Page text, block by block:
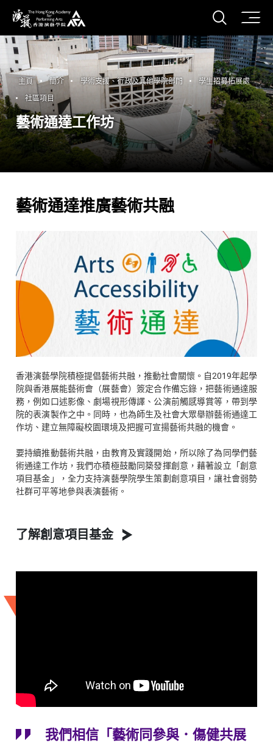
香港演藝學院
打開
主頁 簡介 學術支援、行政及其他學院部門
學生招募拓展處
社區項目
藝術通達工作坊
藝術通達推廣藝術共融
香港演藝學院積極提倡藝術共融，推動社會關懷。自2019年起學
院與香港展能藝術會（展藝會）簽定合作備忘錄，把藝術通達服
務，例如口述影像、劇場視形傳譯、公演前觸感導賞等，帶到學
院的表演製作之中。同時，也為師生及社會大眾舉辦藝術通達工
作坊、建立無障礙校園環境及把握可宣揚藝術共融的機會。
要持續推動藝術共融，由教育及實踐開始，所以除了為同學們藝
術通達工作坊，我們亦積極鼓勵同築發揮創意，藉著設立「創意
項目基金」，全力支持演藝學院學生策劃創意項目，讓社會弱勢
社群可平等地參與表演藝術。
了解創意項目基金
我們相信「藝術同參與．傷健共展